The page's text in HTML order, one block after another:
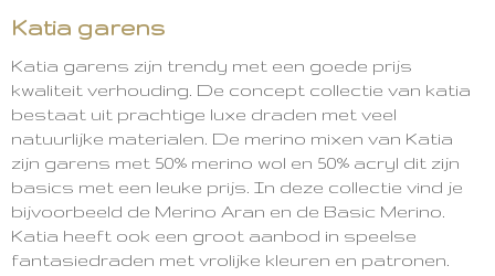
Katia garens
Katia garens zijn trendy met een goede prijs
kwaliteit verhouding. De concept collectie van katia
bestaat uit prachtige luxe draden met veel
natuurlijke materialen. De merino mixen van Katia
zijn garens met 50% merino wol en 50% acryl dit zijn
basics met een leuke prijs. In deze collectie vind je
bijvoorbeeld de Merino Aran en de Basic Merino.
Katia heeft ook een groot aanbod in speelse
fantasiedraden met vrolijke kleuren en patronen.